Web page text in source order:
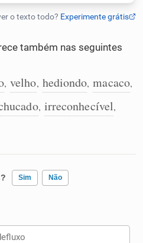
também nas seguintes
, velho, hediondo, macaco,
, irreconhecível,
Sim Não
me ajudou